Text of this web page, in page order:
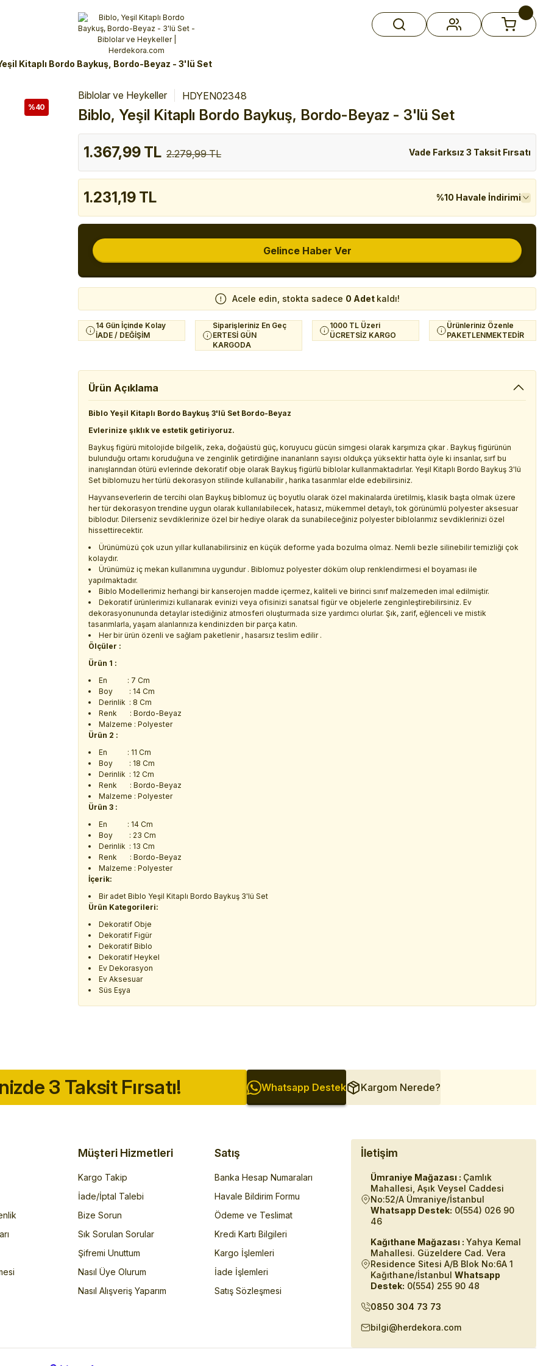
Alışverişlerinizde 3 Taksit Fırsatı!İlk siparişinizi verin!
%10 Havale İndirimiŞimdi Alışveriş yap!
Kitaplı Bordo Baykuş, Bordo-Beyaz - 3'lü Set
%40
Biblolar ve Heykeller HDYEN02348
Biblo, Yeşil Kitaplı Bordo Baykuş, Bordo-Beyaz - 3'lü Set
1.367,99 TL 2.279,99 TL Vade Farksız 3 Taksit Fırsatı
1.231,19 TL %10 Havale İndirimi
Gelince Haber Ver
Acele edin, stokta sadece 0 Adet kaldı!
14 Gün İçinde Kolay
İADE / DEĞİŞİM
Siparişleriniz En Geç
ERTESİ GÜN
KARGODA
1000 TL Üzeri
ÜCRETSİZ KARGO
Ürünleriniz Özenle
PAKETLENMEKTEDİR
Ürün Açıklama
Biblo Yeşil Kitaplı Bordo Baykuş 3'lü Set Bordo-Beyaz
Evlerinize şıklık ve estetik getiriyoruz.
Baykuş figürü mitolojide bilgelik, zeka, doğaüstü güç, koruyucu gücün simgesi olarak karşımıza çıkar . Baykuş figürünün
bulunduğu ortamı koruduğuna ve zenginlik getirdiğine inananların sayısı oldukça yüksektir hatta öyle ki insanlar, sırf bu
inanışlarından ötürü evlerinde dekoratif obje olarak Baykuş figürlü biblolar kullanmaktadırlar. Yeşil Kitaplı Bordo Baykuş 3'lü
Set biblomuzu her türlü dekorasyon stilinde kullanabilir , harika tasarımlar elde edebilirsiniz.
Hayvanseverlerin de tercihi olan Baykuş biblomuz üç boyutlu olarak özel makinalarda üretilmiş, klasik başta olmak üzere
her tür dekorasyon trendine uygun olarak kullanılabilecek, hatasız, mükemmel detaylı, tok görünümlü polyester aksesuar
biblodur. Dilerseniz sevdiklerinize özel bir hediye olarak da sunabileceğiniz polyester biblolarımız sevdiklerinizi özel
hissettirecektir.
Ürünümüzü çok uzun yıllar kullanabilirsiniz en küçük deforme yada bozulma olmaz. Nemli bezle silinebilir temizliği çok
kolaydır.
Ürünümüz iç mekan kullanımına uygundur . Biblomuz polyester döküm olup renklendirmesi el boyaması ile
yapılmaktadır.
Biblo Modellerimiz herhangi bir kanserojen madde içermez, kaliteli ve birinci sınıf malzemeden imal edilmiştir.
Dekoratif ürünlerimizi kullanarak evinizi veya ofisinizi sanatsal figür ve objelerle zenginleştirebilirsiniz. Ev
dekorasyonununda detaylar istediğiniz atmosferi oluşturmada size yardımcı olurlar. Şık, zarif, eğlenceli ve mistik
tasarımlarla, yaşam alanlarınıza kendinizden bir parça katın.
Her bir ürün özenli ve sağlam paketlenir , hasarsız teslim edilir .
Ölçüler :
Ürün 1 :
En : 7 Cm
Boy : 14 Cm
Derinlik : 8 Cm
Renk : Bordo-Beyaz
Malzeme : Polyester
Ürün 2 :
En : 11 Cm
Boy : 18 Cm
Derinlik : 12 Cm
Renk : Bordo-Beyaz
Malzeme : Polyester
Ürün 3 :
En : 14 Cm
Boy : 23 Cm
Derinlik : 13 Cm
Renk : Bordo-Beyaz
Malzeme : Polyester
İçerik:
Bir adet Biblo Yeşil Kitaplı Bordo Baykuş 3'lü Set
Ürün Kategorileri:
Dekoratif Obje
Dekoratif Figür
Dekoratif Biblo
Dekoratif Heykel
Ev Dekorasyon
Ev Aksesuar
Süs Eşya
3 Taksit Fırsatı! Whatsapp Destek Kargom Nerede?
Müşteri Hizmetleri
Kargo Takip
İade/İptal Talebi
Bize Sorun
Sık Sorulan Sorular
Şifremi Unuttum
Nasıl Üye Olurum
Nasıl Alışveriş Yaparım
Satış
Banka Hesap Numaraları
Havale Bildirim Formu
Ödeme ve Teslimat
Kredi Kartı Bilgileri
Kargo İşlemleri
İade İşlemleri
Satış Sözleşmesi
İletişim
Ümraniye Mağazası : Çamlık
Mahallesi, Aşık Veysel Caddesi
No:52/A Ümraniye/İstanbul
Whatsapp Destek: 0(554) 026 90
46
Kağıthane Mağazası : Yahya Kemal
Mahallesi. Güzeldere Cad. Vera
Residence Sitesi A/B Blok No:6A 1
Kağıthane/İstanbul Whatsapp
Destek: 0(554) 255 90 48
0850 304 73 73
bilgi@herdekora.com